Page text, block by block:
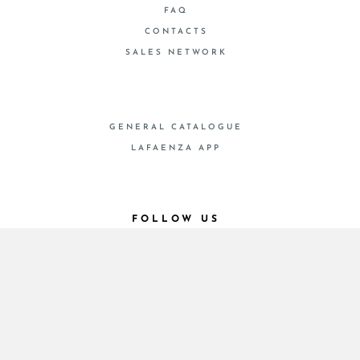
FAQ
CONTACTS
SALES NETWORK
GENERAL CATALOGUE
LAFAENZA APP
FOLLOW US